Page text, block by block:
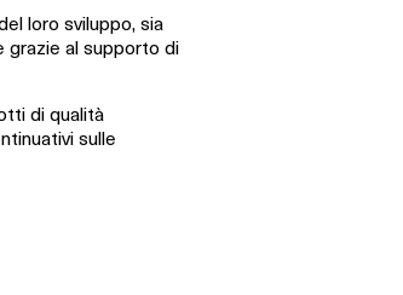
loro sviluppo, sia
grazie al supporto di
di qualità
sulle